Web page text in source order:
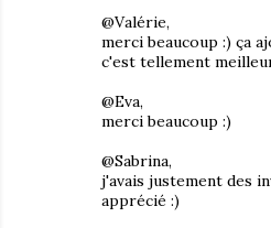
@Valérie,
merci beaucoup :) ça
c'est tellement
@Eva,
merci beaucoup :)
@Sabrina,
j'avais justement des
apprécié :)